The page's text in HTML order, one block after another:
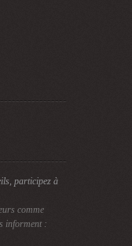
participez à
comme
informent :